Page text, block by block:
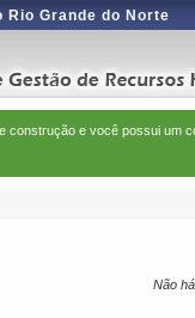
Rio Grande do Norte
construção e você possui um
Não